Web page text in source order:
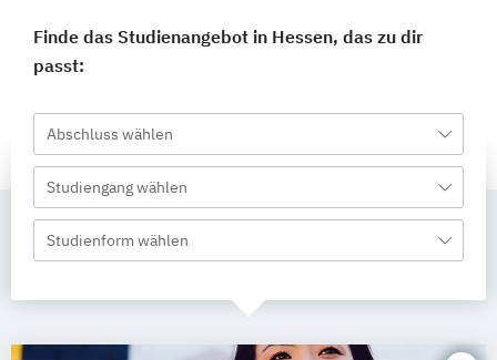
Finde das Studienangebot in Hessen, das zu dir
passt:
Abschluss wählen
Studiengang wählen
Studienform wählen